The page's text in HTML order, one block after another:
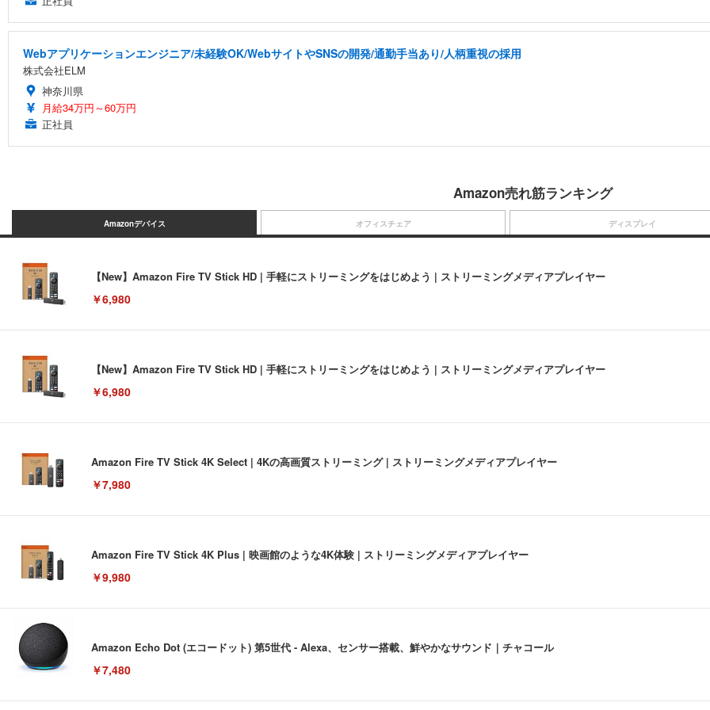
Webアプリケーションエンジニア/未経験OK/WebサイトやSNSの開発/通勤手当あり/人柄重視の採用
株式会社ELM
神奈川県
月給34万円～60万円
正社員
Amazon売れ筋ランキング
Amazonデバイス
【New】Amazon Fire TV Stick HD | 手軽にストリーミングをはじめよう | ストリーミングメディアプレイヤー
￥6,980
【New】Amazon Fire TV Stick HD | 手軽にストリーミングをはじめよう | ストリーミングメディアプレイヤー
￥6,980
Amazon Fire TV Stick 4K Select | 4Kの高画質ストリーミング | ストリーミングメディアプレイヤー
￥7,980
Amazon Fire TV Stick 4K Plus | 映画館のような4K体験 | ストリーミングメディアプレイヤー
￥9,980
Amazon Echo Dot (エコードット) 第5世代 - Alexa、センサー搭載、鮮やかなサウンド｜チャコール
￥7,480
オフィスチェア ディスプレイ